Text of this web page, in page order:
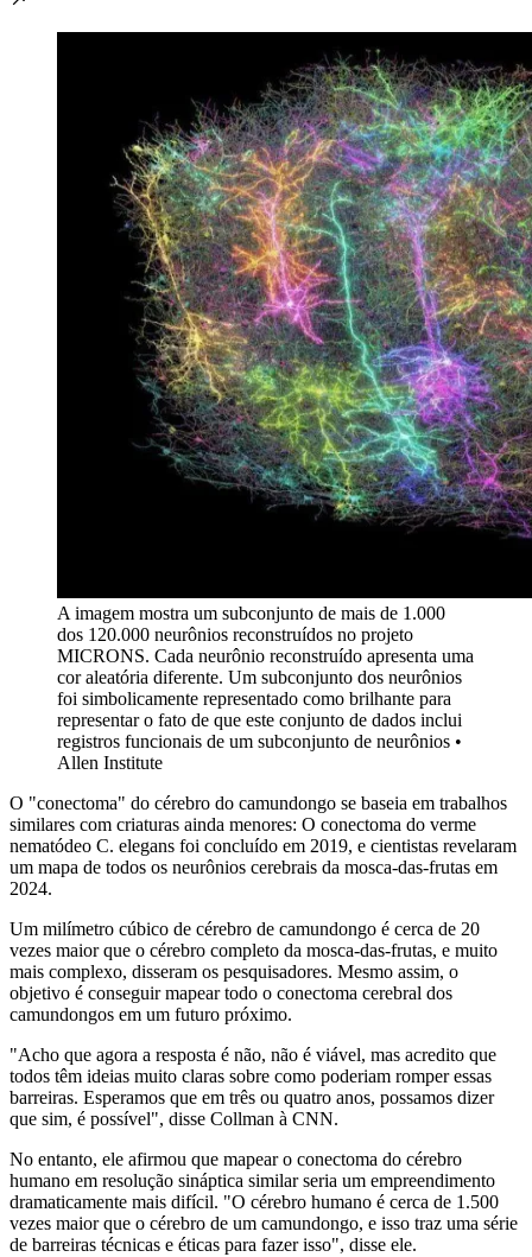
A imagem mostra um subconjunto de mais de 1.000
dos 120.000 neurônios reconstruídos no projeto
MICRONS. Cada neurônio reconstruído apresenta uma
cor aleatória diferente. Um subconjunto dos neurônios
foi simbolicamente representado como brilhante para
representar o fato de que este conjunto de dados inclui
registros funcionais de um subconjunto de neurônios •
Allen Institute
O "conectoma" do cérebro do camundongo se baseia em trabalhos
similares com criaturas ainda menores: O conectoma do verme
nematódeo C. elegans foi concluído em 2019, e cientistas revelaram
um mapa de todos os neurônios cerebrais da mosca-das-frutas em
2024.
Um milímetro cúbico de cérebro de camundongo é cerca de 20
vezes maior que o cérebro completo da mosca-das-frutas, e muito
mais complexo, disseram os pesquisadores. Mesmo assim, o
objetivo é conseguir mapear todo o conectoma cerebral dos
camundongos em um futuro próximo.
"Acho que agora a resposta é não, não é viável, mas acredito que
todos têm ideias muito claras sobre como poderiam romper essas
barreiras. Esperamos que em três ou quatro anos, possamos dizer
que sim, é possível", disse Collman à CNN.
No entanto, ele afirmou que mapear o conectoma do cérebro
humano em resolução sináptica similar seria um empreendimento
dramaticamente mais difícil. "O cérebro humano é cerca de 1.500
vezes maior que o cérebro de um camundongo, e isso traz uma série
de barreiras técnicas e éticas para fazer isso", disse ele.